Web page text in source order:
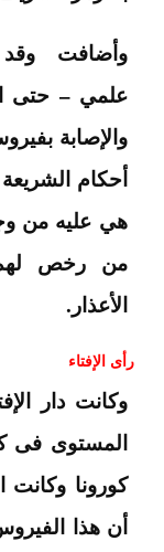
وأضافت وقد
علمي – حتى
والإصابة
أحكام
هي عليه من
من رخص
الأعذار.
رأى الإفتاء
وكانت دار
المستوى فى
كورونا
أن هذا